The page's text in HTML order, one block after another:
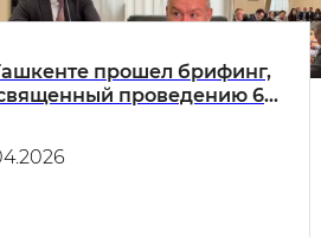
прошел брифинг,
проведению 6-
Центральная